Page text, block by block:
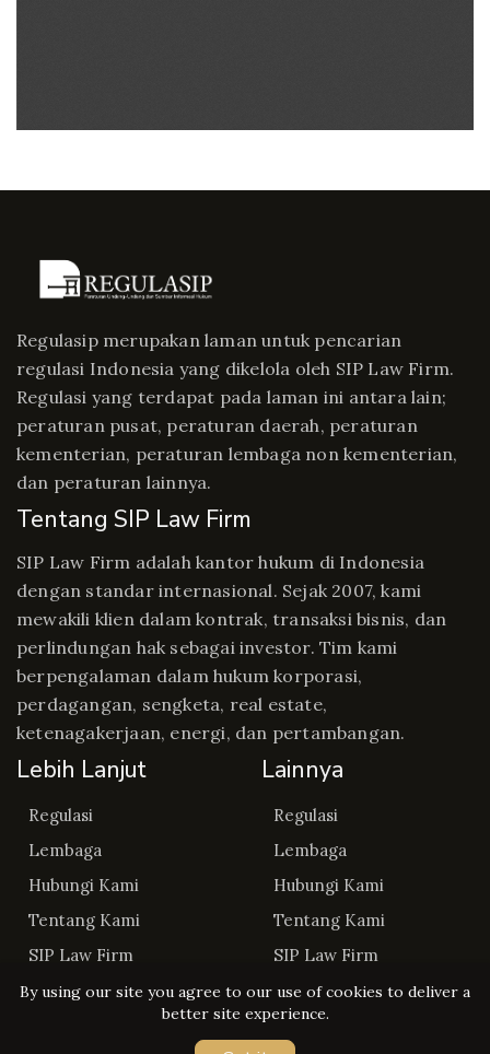
Regulasip merupakan laman untuk pencarian
regulasi Indonesia yang dikelola oleh SIP Law Firm.
Regulasi yang terdapat pada laman ini antara lain;
peraturan pusat, peraturan daerah, peraturan
kementerian, peraturan lembaga non kementerian,
dan peraturan lainnya.
Tentang SIP Law Firm
SIP Law Firm adalah kantor hukum di Indonesia
dengan standar internasional. Sejak 2007, kami
mewakili klien dalam kontrak, transaksi bisnis, dan
perlindungan hak sebagai investor. Tim kami
berpengalaman dalam hukum korporasi,
perdagangan, sengketa, real estate,
ketenagakerjaan, energi, dan pertambangan.
Lebih Lanjut
Regulasi
Lembaga
Hubungi Kami
Tentang Kami
SIP Law Firm
Lainnya
Regulasi
Lembaga
Hubungi Kami
Tentang Kami
SIP Law Firm
By using our site you agree to our use of cookies to deliver a
better site experience.